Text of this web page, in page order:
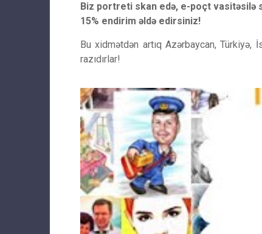
Biz portreti skan edə, e-poçt vasitəsilə
15% endirim əldə edirsiniz!
Bu xidmətdən artıq Azərbaycan,
razıdırlar!